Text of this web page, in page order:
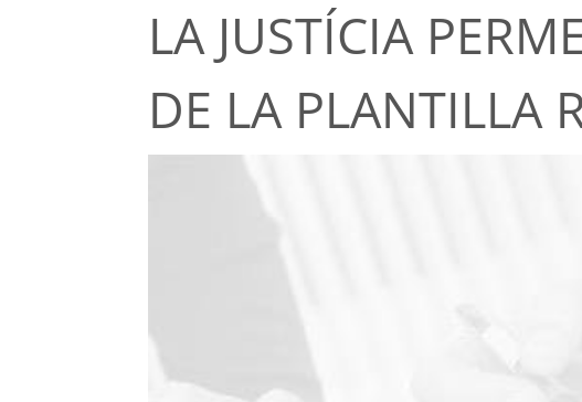
LA JUSTÍCIA
DE LA PLANTILLA